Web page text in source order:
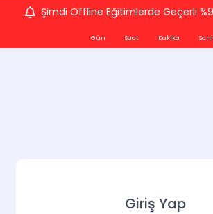
Şimdi Offline Eğitimlerde Geçerli
Gün Saat Dakika
Giriş Yap